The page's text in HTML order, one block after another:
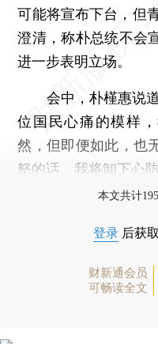
可能将宣布下台，但
澄清，称朴总统不会
进一步表明立场。
会中，朴槿惠说道
位国民心痛的模样
然，但即便如此，也
怒的话，我将卸下心
本文共计
登录 后获
财新通会员
可畅读全文